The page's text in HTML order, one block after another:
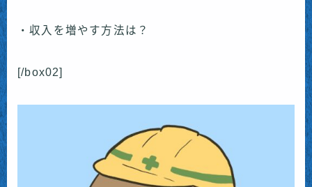
・収入を増やす方法は？
[/box02]